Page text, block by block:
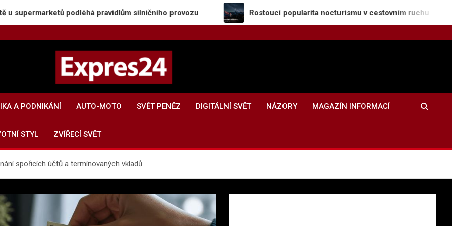
podléhá pravidlům silničního provozu Rostoucí popularita nocturismu v cestovním ruchu
Expres24.cz
Rychlé zprávy po celý den
A PODNIKÁNÍ AUTO-MOTO SVĚT PENĚZ DIGITÁLNÍ SVĚT NÁZORY MAGAZÍN INFORMACÍ
STYL ZVÍŘECÍ SVĚT
spořicích účtů a termínovaných vkladů